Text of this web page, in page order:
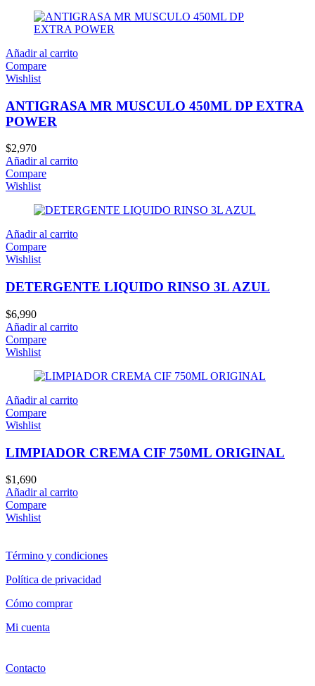
Añadir al carrito
Compare
Wishlist
ANTIGRASA MR MUSCULO 450ML DP EXTRA
POWER
$2,970
Añadir al carrito
Compare
Wishlist
Añadir al carrito
Compare
Wishlist
DETERGENTE LIQUIDO RINSO 3L AZUL
$6,990
Añadir al carrito
Compare
Wishlist
Añadir al carrito
Compare
Wishlist
LIMPIADOR CREMA CIF 750ML ORIGINAL
$1,690
Añadir al carrito
Compare
Wishlist
Término y condiciones
Política de privacidad
Cómo comprar
Mi cuenta
Contacto